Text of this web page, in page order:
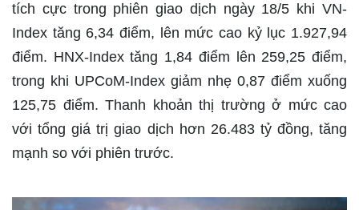
tích cực trong phiên giao dịch ngày 18/5 khi VN-
Index tăng 6,34 điểm, lên mức cao kỷ lục 1.927,94
điểm. HNX-Index tăng 1,84 điểm lên 259,25 điểm,
trong khi UPCoM-Index giảm nhẹ 0,87 điểm xuống
125,75 điểm. Thanh khoản thị trường ở mức cao
với tổng giá trị giao dịch hơn 26.483 tỷ đồng, tăng
mạnh so với phiên trước.